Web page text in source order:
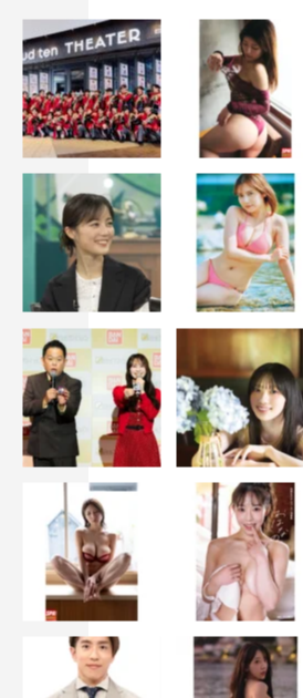
■小林由依×濱岸ひより
■長濱ねる×小坂菜緒